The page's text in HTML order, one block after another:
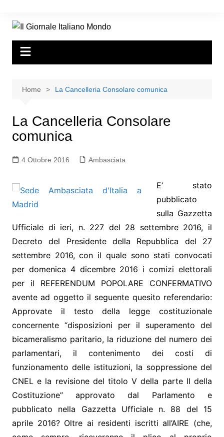
Home La Cancelleria Consolare comunica
La Cancelleria Consolare
comunica
4 Ottobre 2016 Ambasciata
E’ stato
pubblicato
sulla Gazzetta
Ufficiale di ieri, n. 227 del 28 settembre 2016, il
Decreto del Presidente della Repubblica del 27
settembre 2016, con il quale sono stati convocati
per domenica 4 dicembre 2016 i comizi elettorali
per il REFERENDUM POPOLARE CONFERMATIVO
avente ad oggetto il seguente quesito referendario:
Approvate il testo della legge costituzionale
concernente “disposizioni per il superamento del
bicameralismo paritario, la riduzione del numero dei
parlamentari, il contenimento dei costi di
funzionamento delle istituzioni, la soppressione del
CNEL e la revisione del titolo V della parte II della
Costituzione” approvato dal Parlamento e
pubblicato nella Gazzetta Ufficiale n. 88 del 15
aprile 2016? Oltre ai residenti iscritti all’AIRE (che,